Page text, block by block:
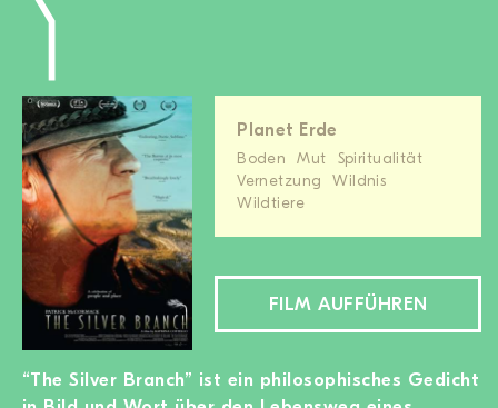
Planet Erde
Boden Mut
Spiritualität
Vernetzung
Wildnis
Wildtiere
FILM AUFFÜHREN
“The Silver Branch” ist ein philosophisches Gedicht